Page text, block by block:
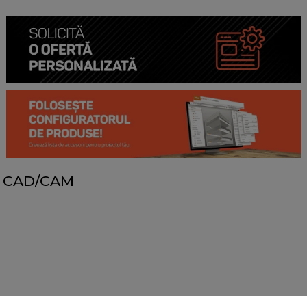
CAD/CAM